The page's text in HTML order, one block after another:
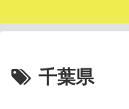
千葉県